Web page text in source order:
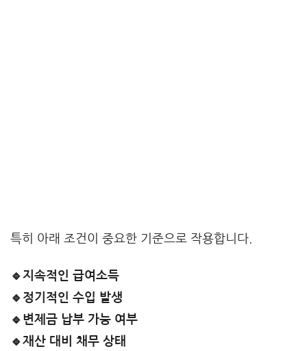
특히 아래 조건이 중요한 기준으로 작용합니다.
🔹지속적인 급여소득
🔹정기적인 수입 발생
🔹변제금 납부 가능 여부
🔹재산 대비 채무 상태